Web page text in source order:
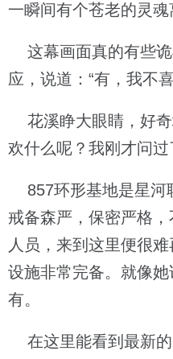
一瞬间有个苍老的灵魂
这幕画面真的有些诡
应，说道：“有，我不
花溪睁大眼睛，好奇
欢什么呢？我刚才问
857环形基地是星河
戒备森严，保密严格
人员，来到这里便很
设施非常完备。就像
有。
在这里能看到最新的